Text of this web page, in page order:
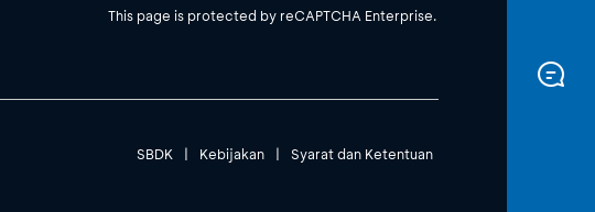
This page is protected by reCAPTCHA Enterprise.
SBDK | Kebijakan | Syarat dan Ketentuan